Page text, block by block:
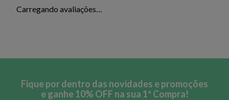
Carregando avaliações…
Fique por dentro das novidades e promoções
e ganhe 10% OFF na sua 1ª Compra!